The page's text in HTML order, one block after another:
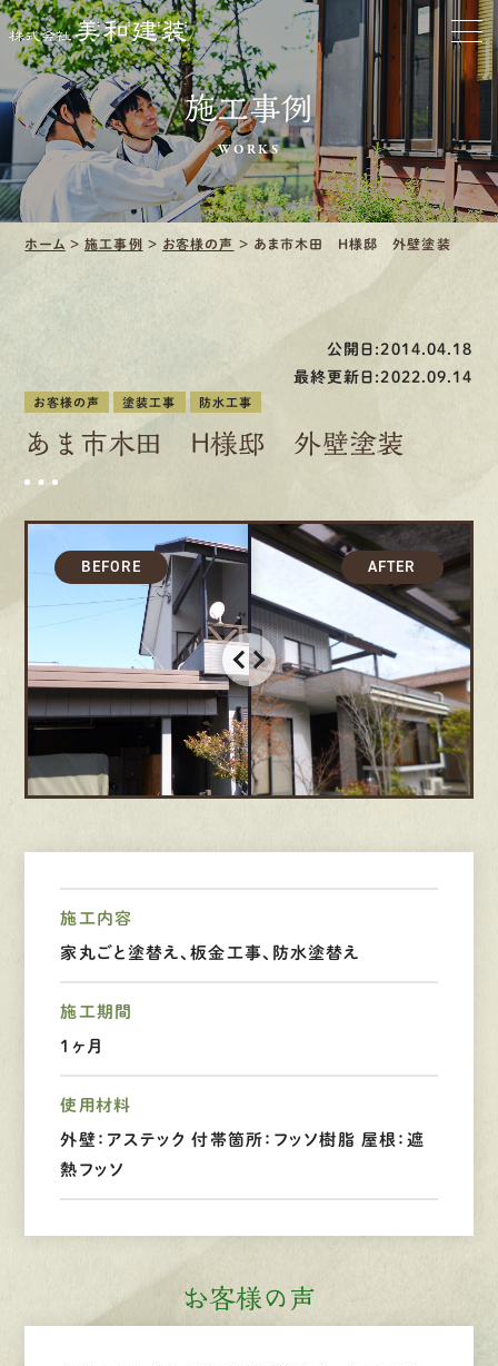
お家をきれいに
会社をきれいに
クリーニング
施工事例
募集要項
先輩インタビュー
有資格 が、 無料建物診 断 いたします!!
0120-44-2605
営業時間 8:00−18:00 ｜
Webお問い合わせ
施工事例
WORKS
ホーム >施工事例 > お客様の声 > あま市木田 H様邸 外壁塗装
公開日:2014.04.18
最終更新日:2022.09.14
お客様の声 塗装工事 防水工事
あま市木田 H様邸 外壁塗装
施工内容
家丸ごと塗替え、板金工事、防水塗替え
施工期間
1ヶ月
使用材料
外壁：アステック 付帯箇所：フッソ樹脂 屋根：遮
熱フッソ
お客様の声